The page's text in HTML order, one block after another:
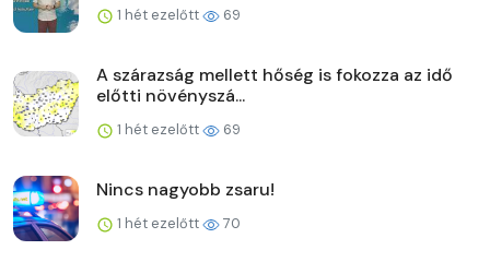
1 hét ezelőtt 69
A szárazság mellett hőség is fokozza az idő
előtti növényszá...
1 hét ezelőtt 69
Nincs nagyobb zsaru!
1 hét ezelőtt 70